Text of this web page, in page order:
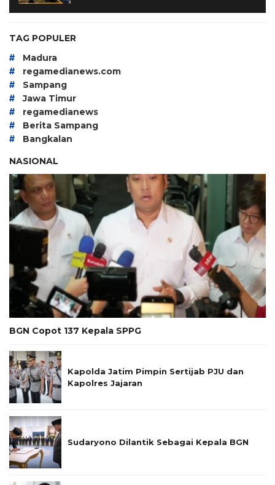
TAG POPULER
# Madura
# regamedianews.com
# Sampang
# Jawa Timur
# regamedianews
# Berita Sampang
#
Bangkalan
NASIONAL
BGN Copot 137 Kepala SPPG
Kapolda Jatim Pimpin Sertijab PJU dan
Kapolres Jajaran
Sudaryono Dilantik Sebagai Kepala BGN